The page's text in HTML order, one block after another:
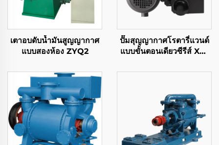
เตาอบดับน้ำมันสูญญากาศ
แบบสองห้อง ZYQ2
ปั๊มสุญญากาศโรตารี่แวนด์
แบบขั้นตอนเดียวซีรีส์ XD-